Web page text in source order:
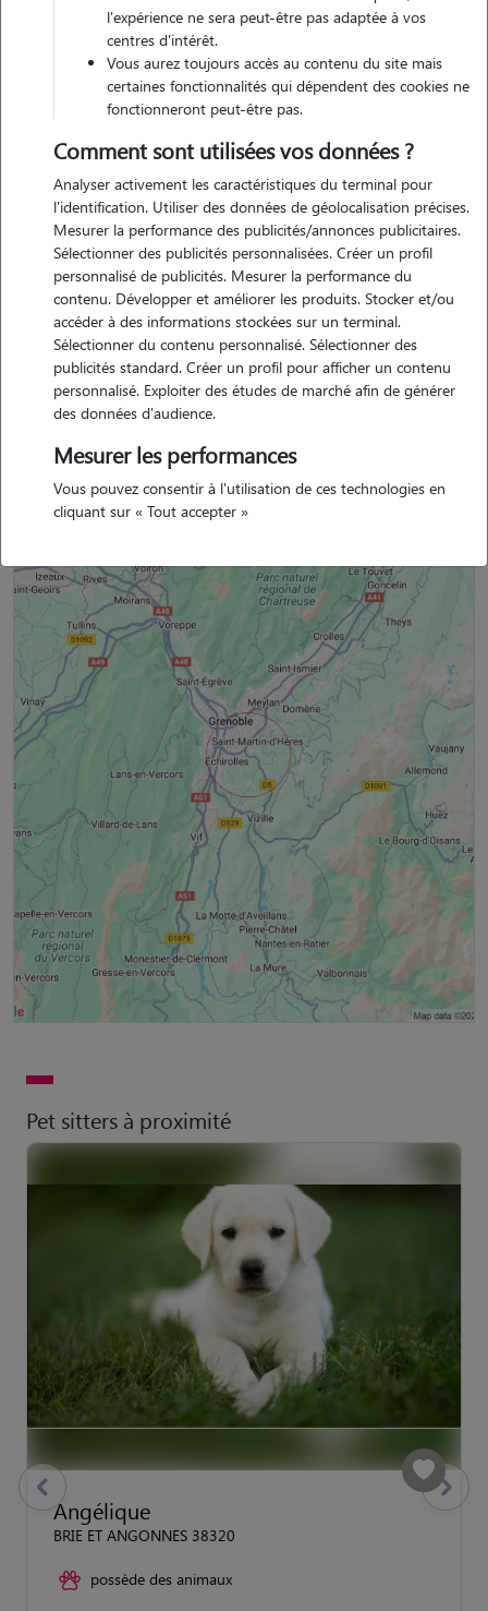
animaux car cela me ferai plaisir mais je peux aussi rendre service à
une personne dans le besoin.
Expérience
suis occupée d'eux en leur donnant à manger et vérifier qu'ils vont
bien. de plus, je sortais régulièrement le chien d'une connaissance
parce qu'il ne pouvait pas le sortir a cause de sa santé fragile.
lily-rose est un membre non professionnel.
Situation géographique
Pet sitters à proximité
Angélique
BRIE ET ANGONNES 38320
possède des animaux
previous Suivant
l'expérience ne sera peut-être pas adaptée à vos
centres d'intérêt.
Vous aurez toujours accès au contenu du site mais
certaines fonctionnalités qui dépendent des cookies ne
fonctionneront peut-être pas.
Comment sont utilisées vos données ?
Analyser activement les caractéristiques du terminal pour
l'identification. Utiliser des données de géolocalisation précises.
Mesurer la performance des publicités/annonces publicitaires.
Sélectionner des publicités personnalisées. Créer un profil
personnalisé de publicités. Mesurer la performance du
contenu. Développer et améliorer les produits. Stocker et/ou
accéder à des informations stockées sur un terminal.
Sélectionner du contenu personnalisé. Sélectionner des
publicités standard. Créer un profil pour afficher un contenu
personnalisé. Exploiter des études de marché afin de générer
des données d'audience.
Mesurer les performances
Vous pouvez consentir à l'utilisation de ces technologies en
cliquant sur « Tout accepter »